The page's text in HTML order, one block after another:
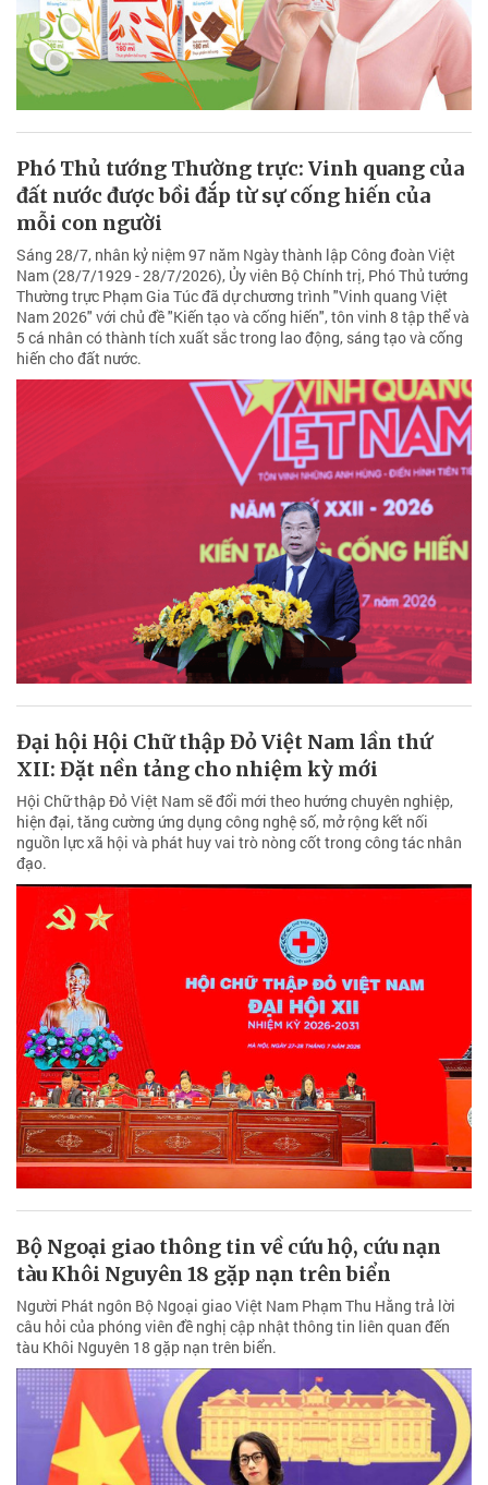
Phó Thủ tướng Thường trực: Vinh quang của
đất nước được bồi đắp từ sự cống hiến của
mỗi con người
Sáng 28/7, nhân kỷ niệm 97 năm Ngày thành lập Công đoàn Việt
Nam (28/7/1929 - 28/7/2026), Ủy viên Bộ Chính trị, Phó Thủ tướng
Thường trực Phạm Gia Túc đã dự chương trình "Vinh quang Việt
Nam 2026" với chủ đề "Kiến tạo và cống hiến", tôn vinh 8 tập thể và
5 cá nhân có thành tích xuất sắc trong lao động, sáng tạo và cống
hiến cho đất nước.
Đại hội Hội Chữ thập Đỏ Việt Nam lần thứ
XII: Đặt nền tảng cho nhiệm kỳ mới
Hội Chữ thập Đỏ Việt Nam sẽ đổi mới theo hướng chuyên nghiệp,
hiện đại, tăng cường ứng dụng công nghệ số, mở rộng kết nối
nguồn lực xã hội và phát huy vai trò nòng cốt trong công tác nhân
đạo.
Bộ Ngoại giao thông tin về cứu hộ, cứu nạn
tàu Khôi Nguyên 18 gặp nạn trên biển
Người Phát ngôn Bộ Ngoại giao Việt Nam Phạm Thu Hằng trả lời
câu hỏi của phóng viên đề nghị cập nhật thông tin liên quan đến
tàu Khôi Nguyên 18 gặp nạn trên biển.